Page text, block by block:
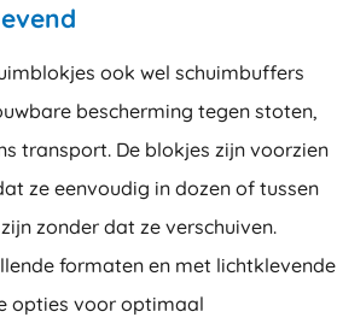
ook wel schuimbuffers
bescherming tegen stoten,
transport. De blokjes zijn voorzien
ze eenvoudig in dozen of tussen
zonder dat ze verschuiven.
formaten en met lichtklevende
opties voor optimaal